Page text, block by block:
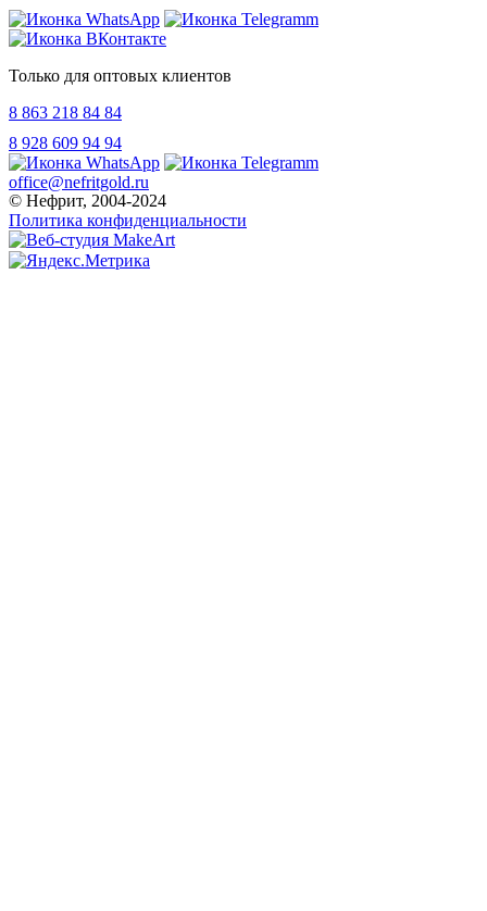
Только для оптовых клиентов
8 863 218 84 84
8 928 609 94 94
office@nefritgold.ru
© Нефрит, 2004-2024
Политика конфиденциальности